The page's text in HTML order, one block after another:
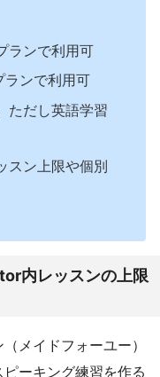
ランで利用可
ンで利用可
ただし英語学習
スン上限や個別
内レッスンの上限
メイドフォーユー）
ーキング練習を作る